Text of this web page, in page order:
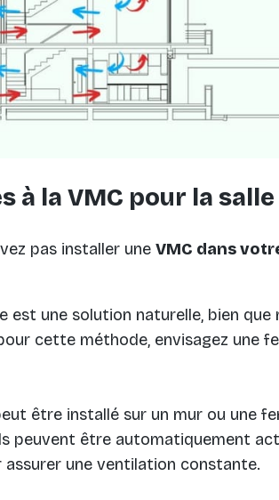
la VMC pour la salle
pas installer une VMC dans
est une solution naturelle, bien que
cette méthode, envisagez une
être installé sur un mur ou une
peuvent être automatiquement
une ventilation constante.